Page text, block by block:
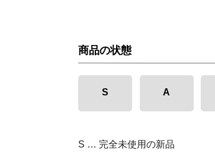
商品の状態
S A
S … 完全未使用の新品